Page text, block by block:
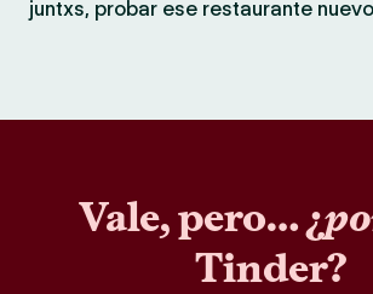
juntxs, probar ese restaurante
Vale, pero… ¿
Tinder?